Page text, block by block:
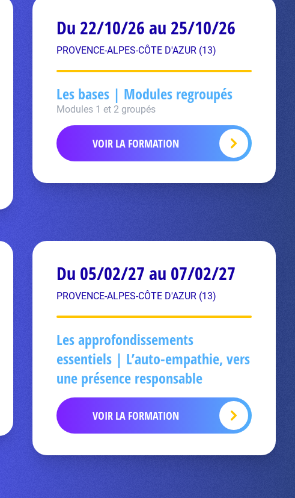
Du 22/10/26 au 25/10/26
PROVENCE-ALPES-CÔTE D'AZUR (13)
Les bases | Modules regroupés
Modules 1 et 2 groupés
VOIR LA FORMATION
Du 05/02/27 au 07/02/27
PROVENCE-ALPES-CÔTE D'AZUR (13)
Les approfondissements
essentiels | L’auto-empathie, vers
une présence responsable
VOIR LA FORMATION